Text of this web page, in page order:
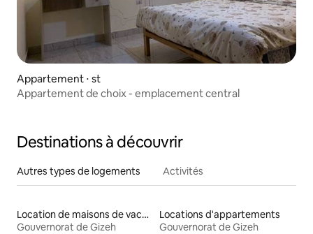
Appartement ⋅ st
Appartement de choix - emplacement central
Destinations à découvrir
Autres types de logements Activités
Location de maisons de vacances
Gouvernorat de Gizeh
Locations d'appartements
Gouvernorat de Gizeh